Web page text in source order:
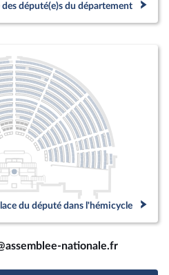
des député(e)s du département
du député dans l'hémicycle
nationale.fr